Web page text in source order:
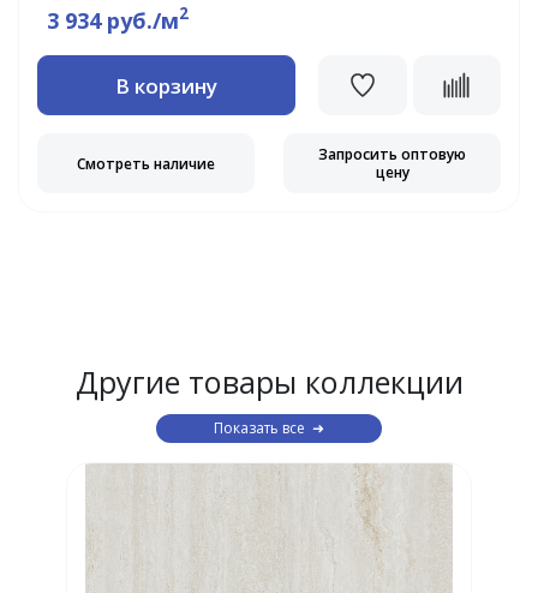
3 934 руб./м2
В корзину
Смотреть наличие
Запросить оптовую
цену
Другие товары коллекции
Показать все